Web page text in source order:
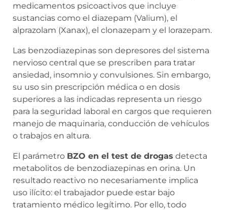
medicamentos psicoactivos que incluye
sustancias como el diazepam (Valium), el
alprazolam (Xanax), el clonazepam y el lorazepam.
Las benzodiazepinas son depresores del sistema
nervioso central que se prescriben para tratar
ansiedad, insomnio y convulsiones. Sin embargo,
su uso sin prescripción médica o en dosis
superiores a las indicadas representa un riesgo
para la seguridad laboral en cargos que requieren
manejo de maquinaria, conducción de vehículos
o trabajos en altura.
El parámetro BZO en el test de drogas detecta
metabolitos de benzodiazepinas en orina. Un
resultado reactivo no necesariamente implica
uso ilícito: el trabajador puede estar bajo
tratamiento médico legítimo. Por ello, todo